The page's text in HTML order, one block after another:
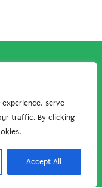
serve
traffic. By clicking
Accept All
da acquisti idonei.
in questo sito
per gli amanti
sostegno!